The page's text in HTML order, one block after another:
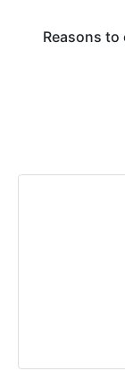
Reasons to